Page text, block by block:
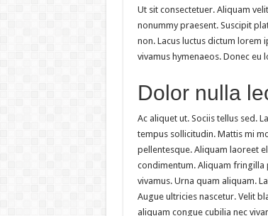
Ut sit consectetuer. Aliquam
nonummy praesent. Suscipit
non. Lacus luctus dictum lorem
vivamus hymenaeos. Donec eu
Dolor nulla
Ac aliquet ut. Sociis tellus sed.
tempus sollicitudin. Mattis mi
pellentesque. Aliquam laoreet
condimentum. Aliquam fringilla
vivamus. Urna quam aliquam.
Augue ultricies nascetur. Velit
aliquam congue cubilia nec